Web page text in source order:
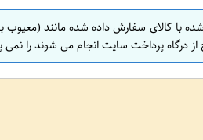
با کالای سفارش داده شده مانند (معیوب
درگاه پرداخت سایت انجام می شوند را نمی